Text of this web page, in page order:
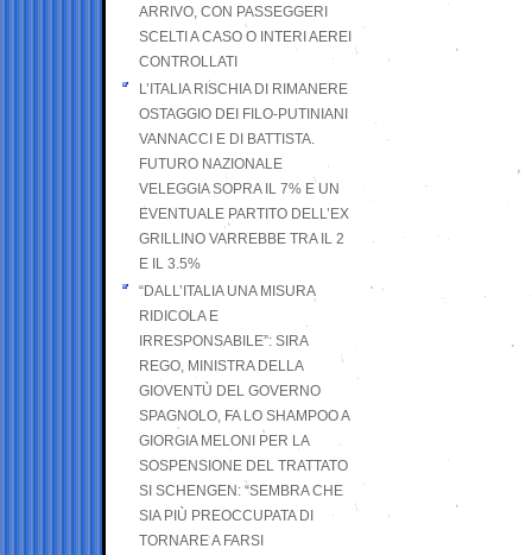
ARRIVO, CON PASSEGGERI
SCELTI A CASO O INTERI AEREI
CONTROLLATI
L’ITALIA RISCHIA DI RIMANERE
OSTAGGIO DEI FILO-PUTINIANI
VANNACCI E DI BATTISTA.
FUTURO NAZIONALE
VELEGGIA SOPRA IL 7% E UN
EVENTUALE PARTITO DELL’EX
GRILLINO VARREBBE TRA IL 2
E IL 3.5%
“DALL’ITALIA UNA MISURA
RIDICOLA E
IRRESPONSABILE”: SIRA
REGO, MINISTRA DELLA
GIOVENTÙ DEL GOVERNO
SPAGNOLO, FA LO SHAMPOO A
GIORGIA MELONI PER LA
SOSPENSIONE DEL TRATTATO
SI SCHENGEN: “SEMBRA CHE
SIA PIÙ PREOCCUPATA DI
TORNARE A FARSI